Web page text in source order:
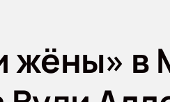
жёны» в